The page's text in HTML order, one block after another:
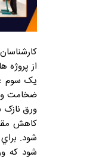
از پروژه
يک سوم
ضخامت
ورق نازک
شود.